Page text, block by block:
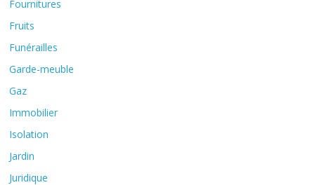
Fournitures
Fruits
Funérailles
Garde-meuble
Gaz
Immobilier
Isolation
Jardin
Juridique